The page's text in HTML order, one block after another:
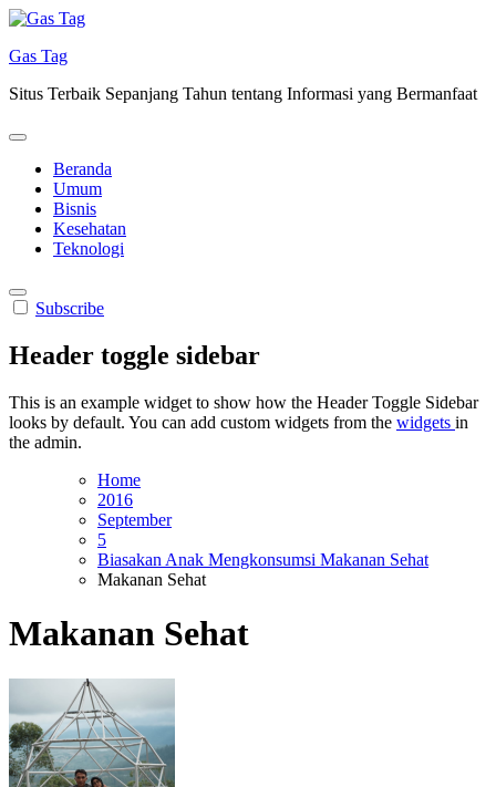
Skip
content
Gas Tag
Situs Terbaik Sepanjang Tahun tentang Informasi yang Bermanfaat
Beranda
Umum
Bisnis
Kesehatan
Teknologi
Subscribe
Header toggle sidebar
This is an example widget to show how the Header Toggle Sidebar
looks by default. You can add custom widgets from the widgets in
the admin.
Home
2016
September
5
Biasakan Anak Mengkonsumsi Makanan Sehat
Makanan Sehat
Makanan Sehat